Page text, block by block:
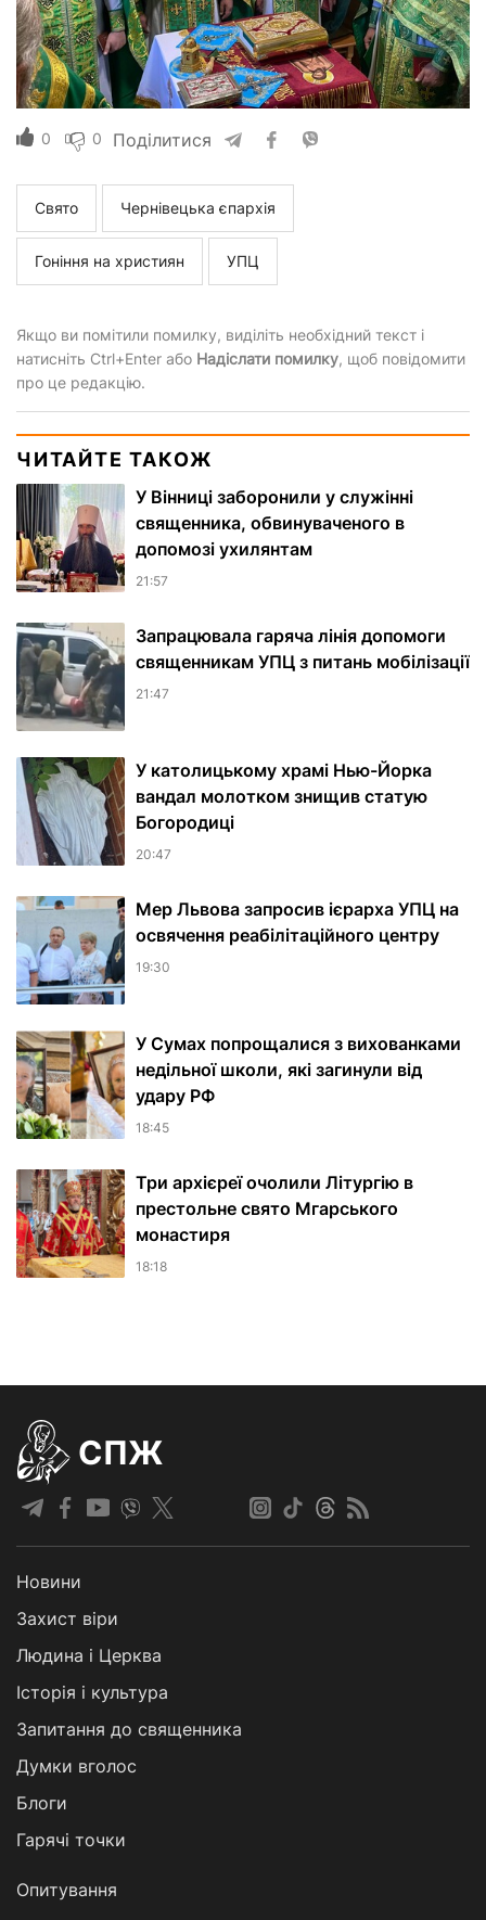
0 0 Поділитися
Свято Чернівецька єпархія
Гоніння на християн УПЦ
Якщо ви помітили помилку, виділіть необхідний текст і
натисніть Ctrl+Enter або Надіслати помилку, щоб повідомити
про це редакцію.
ЧИТАЙТЕ ТАКОЖ
У Вінниці заборонили у служінні
священника, обвинуваченого в
допомозі ухилянтам
21:57
Запрацювала гаряча лінія допомоги
священникам УПЦ з питань мобілізації
21:47
У католицькому храмі Нью-Йорка
вандал молотком знищив статую
Богородиці
20:47
Мер Львова запросив ієрарха УПЦ на
освячення реабілітаційного центру
19:30
У Сумах попрощалися з вихованками
недільної школи, які загинули від
удару РФ
18:45
Три архієреї очолили Літургію в
престольне свято Мгарського
монастиря
18:18
СПЖ
Новини
Захист віри
Людина і Церква
Історія і культура
Запитання до священника
Думки вголос
Блоги
Гарячі точки
Опитування